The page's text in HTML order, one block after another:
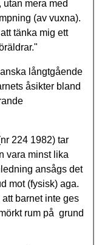
mera med
(av vuxna).
tänka mig ett
långtgående
åsikter bland
224 1982) tar
vara minst lika
ansågs det
mot (fysisk) aga.
barnet inte ges
rum på grund